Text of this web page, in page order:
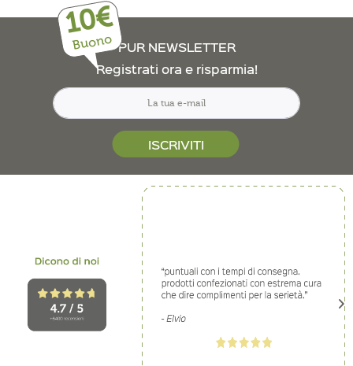
10€
Buono PUR NEWSLETTER
Registrati ora e risparmia!
ISCRIVITI